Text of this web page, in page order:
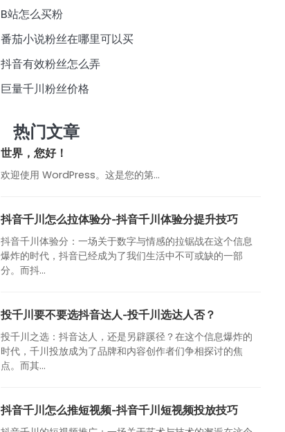
B站怎么买粉
番茄小说粉丝在哪里可以买
抖音有效粉丝怎么弄
巨量千川粉丝价格
热门文章
世界，您好！
欢迎使用 WordPress。这是您的第…
抖音千川怎么拉体验分-抖音千川体验分提升技巧
抖音千川体验分：一场关于数字与情感的拉锯战在这个信息
爆炸的时代，抖音已经成为了我们生活中不可或缺的一部
分。而抖...
投千川要不要选抖音达人-投千川选达人否？
投千川之选：抖音达人，还是另辟蹊径？在这个信息爆炸的
时代，千川投放成为了品牌和内容创作者们争相探讨的焦
点。而其...
抖音千川怎么推短视频-抖音千川短视频投放技巧